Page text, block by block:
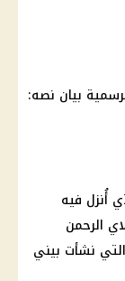
بيان نصه:
أُنزل فيه
الرحمن
نشأت بيني